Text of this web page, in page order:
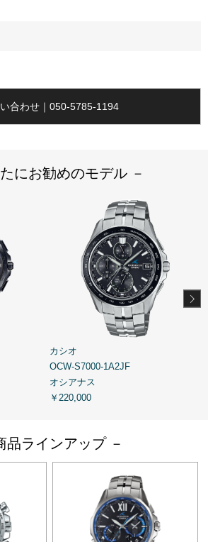
合わせ｜050-5785-1194
にお勧めのモデル －
カシオ
OCW-S7000-1A2JF
オシアナス
￥220,000
品ラインアップ －